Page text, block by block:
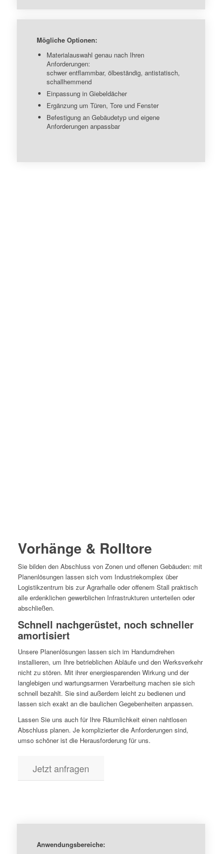
Mögliche Optionen:
Materialauswahl genau nach Ihren
Anforderungen:
schwer entflammbar, ölbeständig, antistatisch,
schallhemmend
Einpassung in Giebeldächer
Ergänzung um Türen, Tore und Fenster
Befestigung an Gebäudetyp und eigene
Anforderungen anpassbar
Vorhänge & Rolltore
Sie bilden den Abschluss von Zonen und offenen Gebäuden: mit
Planenlösungen lassen sich vom Industriekomplex über
Logistikzentrum bis zur Agrarhalle oder offenem Stall praktisch
alle erdenklichen gewerblichen Infrastrukturen unterteilen oder
abschließen.
Schnell nachgerüstet, noch schneller
amortisiert
Unsere Planenlösungen lassen sich im Handumdrehen
installieren, um Ihre betrieblichen Abläufe und den Werksverkehr
nicht zu stören. Mit ihrer energiesparenden Wirkung und der
langlebigen und wartungsarmen Verarbeitung machen sie sich
schnell bezahlt. Sie sind außerdem leicht zu bedienen und
lassen sich exakt an die baulichen Gegebenheiten anpassen.
Lassen Sie uns auch für Ihre Räumlichkeit einen nahtlosen
Abschluss planen. Je komplizierter die Anforderungen sind,
umso schöner ist die Herausforderung für uns.
Jetzt anfragen
Anwendungsbereiche: